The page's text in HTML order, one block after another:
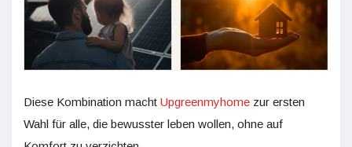
Diese Kombination macht Upgreenmyhome zur ersten
Wahl für alle, die bewusster leben wollen, ohne auf